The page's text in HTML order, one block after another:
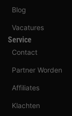
Blog
Vacatures
Service
Contact
Partner Worden
Affiliates
Klachten